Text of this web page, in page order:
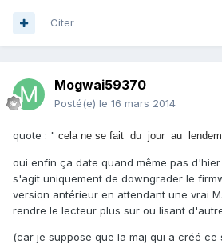
Citer
Mogwai59370
Posté(e) le 16 mars 2014
quote : " cela ne se fait du jour au
oui enfin ça date quand même pas d'hier
s'agit uniquement de downgrader le
version antérieur en attendant une vrai
rendre le lecteur plus sur ou lisant
(car je suppose que la maj qui a créé ce